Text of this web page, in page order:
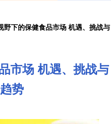
野下的保健食品市场 机遇、挑战与
市场 机遇、挑战与
势